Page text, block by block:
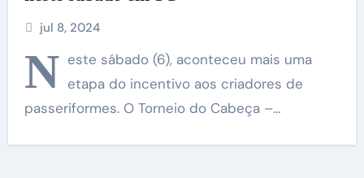
jul 8, 2024
N este sábado (6), aconteceu mais uma
etapa do incentivo aos criadores de
passeriformes. O Torneio do Cabeça –…